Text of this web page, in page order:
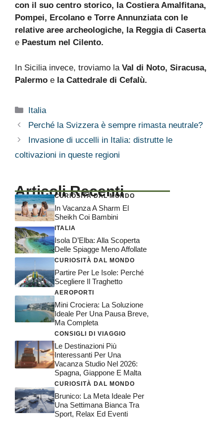
con il suo centro storico, la Costiera Amalfitana,
Pompei, Ercolano e Torre Annunziata con le
relative aree archeologiche, la Reggia di Caserta
e Paestum nel Cilento.
In Sicilia invece, troviamo la Val di Noto, Siracusa,
Palermo e la Cattedrale di Cefalù.
Categorie
Italia
Perché la Svizzera è sempre rimasta neutrale?
Invasione di uccelli in Italia: distrutte le
coltivazioni in queste regioni
Articoli Recenti
CURIOSITÀ DAL MONDO
In Vacanza A Sharm El
Sheikh Coi Bambini
ITALIA
Isola D’Elba: Alla Scoperta
Delle Spiagge Meno Affollate
CURIOSITÀ DAL MONDO
Partire Per Le Isole: Perché
Scegliere Il Traghetto
AEROPORTI
Mini Crociera: La Soluzione
Ideale Per Una Pausa Breve,
Ma Completa
CONSIGLI DI VIAGGIO
Le Destinazioni Più
Interessanti Per Una
Vacanza Studio Nel 2026:
Spagna, Giappone E Malta
CURIOSITÀ DAL MONDO
Brunico: La Meta Ideale Per
Una Settimana Bianca Tra
Sport, Relax Ed Eventi